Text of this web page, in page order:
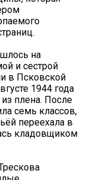
на
и сестрой
в Псковской
1944 года
плена. После
семь классов,
переехала в
кладовщиком